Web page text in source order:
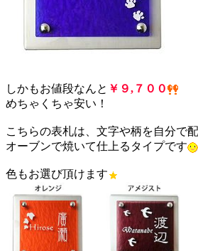
しかもお値段なんと ￥９,７００
めちゃくちゃ安い！
こちらの表札は、文字や柄を自分で配
オーブンで焼いて仕上るタイプです
色もお選び頂けます